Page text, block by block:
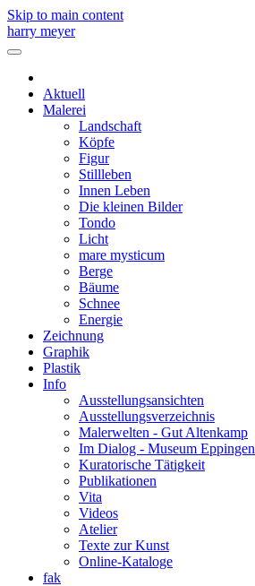
Skip to main content
harry meyer
Aktuell
Malerei
Landschaft
Köpfe
Figur
Stillleben
Innen Leben
Die kleinen Bilder
Tondo
Licht
mare mysticum
Berge
Bäume
Schnee
Energie
Zeichnung
Graphik
Plastik
Info
Ausstellungsansichten
Ausstellungsverzeichnis
Malerwelten - Gut Altenkamp
Im Dialog - Museum Eppingen
Kuratorische Tätigkeit
Publikationen
Vita
Videos
Atelier
Texte zur Kunst
Online-Kataloge
fak